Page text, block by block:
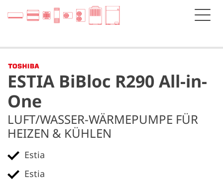
ESTIA BiBloc R290 All-in-
One
LUFT/WASSER-WÄRMEPUMPE FÜR
HEIZEN & KÜHLEN
Estia
Estia